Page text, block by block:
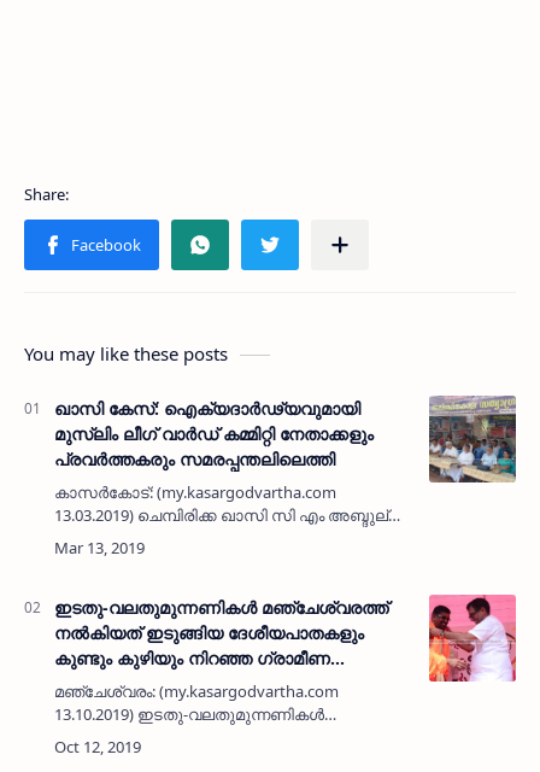
You may like these posts
ഖാസി കേസ്: ഐക്യദാര്‍ഢ്യവുമായി
മുസ്ലിം ലീഗ് വാര്‍ഡ് കമ്മിറ്റി നേതാക്കളും
പ്രവര്‍ത്തകരും സമരപ്പന്തലിലെത്തി
കാസര്‍കോട്: (my.kasargodvartha.com
13.03.2019) ചെമ്പിരിക്ക ഖാസി സി എം അബ്ദുല്ല
മൗലവിയുടെ മരണത്തിലെ ദുരൂഹത
പുറത്തുകൊണ്ടുവരണമെന്നും സി ബി ഐ
ഇടതു-വലതുമുന്നണികള്‍ മഞ്ചേശ്വരത്ത്
നല്‍കിയത് ഇടുങ്ങിയ ദേശീയപാതകളും
കുണ്ടും കുഴിയും നിറഞ്ഞ ഗ്രാമീണ
റോഡുകളും മാത്രമെന്ന് എപി അബ്ദുല്ല
കുട്ടി
മഞ്ചേശ്വരം: (my.kasargodvartha.com
13.10.2019) ഇടതു-വലതുമുന്നണികള്‍
മഞ്ചേശ്വരത്ത് നല്‍കിയത് ഇടുങ്ങിയ
ദേശീയപാതകളും കുണ്ടും കുഴിയും നിറഞ്ഞ